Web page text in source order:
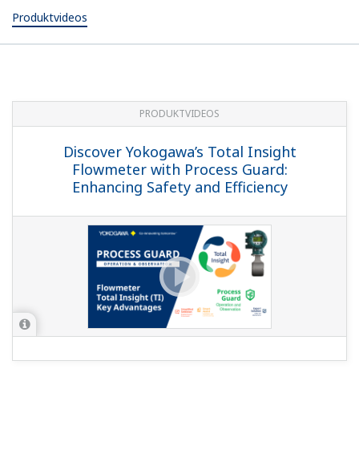
Produktvideos
PRODUKTVIDEOS
Discover Yokogawa’s Total Insight
Flowmeter with Process Guard:
Enhancing Safety and Efficiency